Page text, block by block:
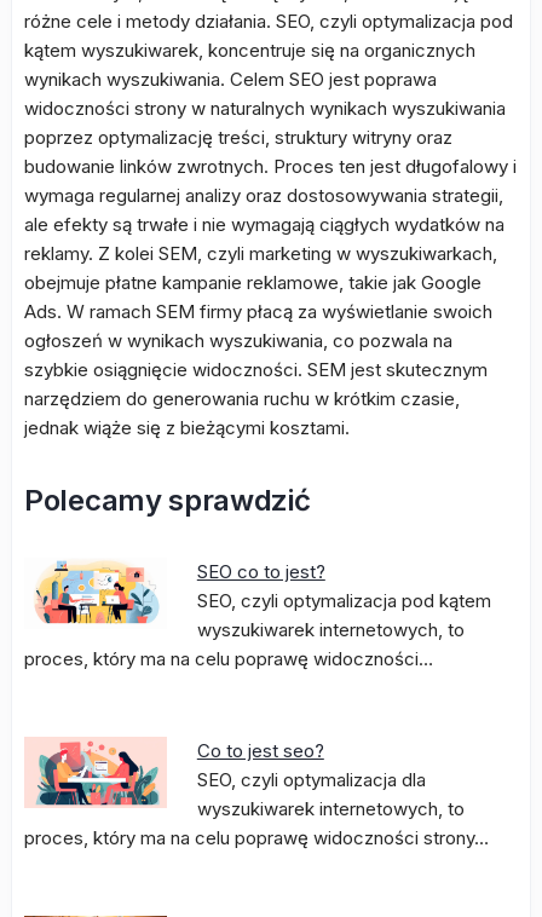
różne cele i metody działania. SEO, czyli optymalizacja pod
kątem wyszukiwarek, koncentruje się na organicznych
wynikach wyszukiwania. Celem SEO jest poprawa
widoczności strony w naturalnych wynikach wyszukiwania
poprzez optymalizację treści, struktury witryny oraz
budowanie linków zwrotnych. Proces ten jest długofalowy i
wymaga regularnej analizy oraz dostosowywania strategii,
ale efekty są trwałe i nie wymagają ciągłych wydatków na
reklamy. Z kolei SEM, czyli marketing w wyszukiwarkach,
obejmuje płatne kampanie reklamowe, takie jak Google
Ads. W ramach SEM firmy płacą za wyświetlanie swoich
ogłoszeń w wynikach wyszukiwania, co pozwala na
szybkie osiągnięcie widoczności. SEM jest skutecznym
narzędziem do generowania ruchu w krótkim czasie,
jednak wiąże się z bieżącymi kosztami.
Polecamy sprawdzić
SEO co to jest?
SEO, czyli optymalizacja pod kątem
wyszukiwarek internetowych, to
proces, który ma na celu poprawę widoczności…
Co to jest seo?
SEO, czyli optymalizacja dla
wyszukiwarek internetowych, to
proces, który ma na celu poprawę widoczności strony…